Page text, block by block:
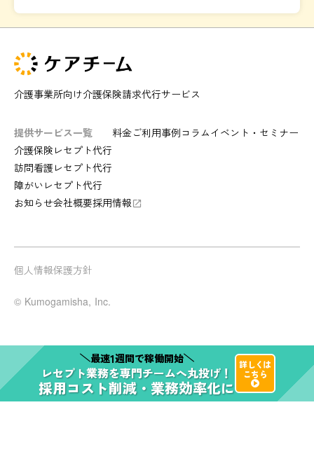
介護事業所向け介護保険請求代行サービス
提供サービス一覧
介護保険レセプト代行
訪問看護レセプト代行
障がいレセプト代行
料金ご利用事例コラムイベント・セミナー
お知らせ会社概要採用情報 launch
個人情報保護方針
© Kumogamisha, Inc.
最速1週間で稼働開始
レセプト業務を専門チームへ丸投げ！
採用コスト削減・業務効率化に
詳しくは
こちら
play_arrow